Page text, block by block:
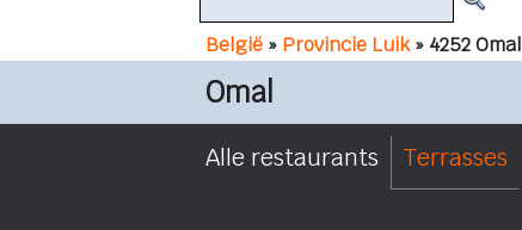
België » Provincie Luik» 4252 Omal
Omal
Alle restaurants Terrasses